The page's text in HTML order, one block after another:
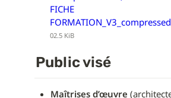
FICHE
02.5 KiB
Public visé
Maîtrises d’œuvre